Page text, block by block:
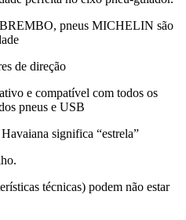
pneus MICHELIN são
de direção
e compatível com todos os
pneus e USB
significa “estrela”
técnicas) podem não estar